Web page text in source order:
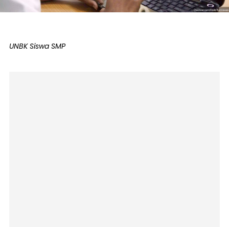
UNBK Siswa SMP